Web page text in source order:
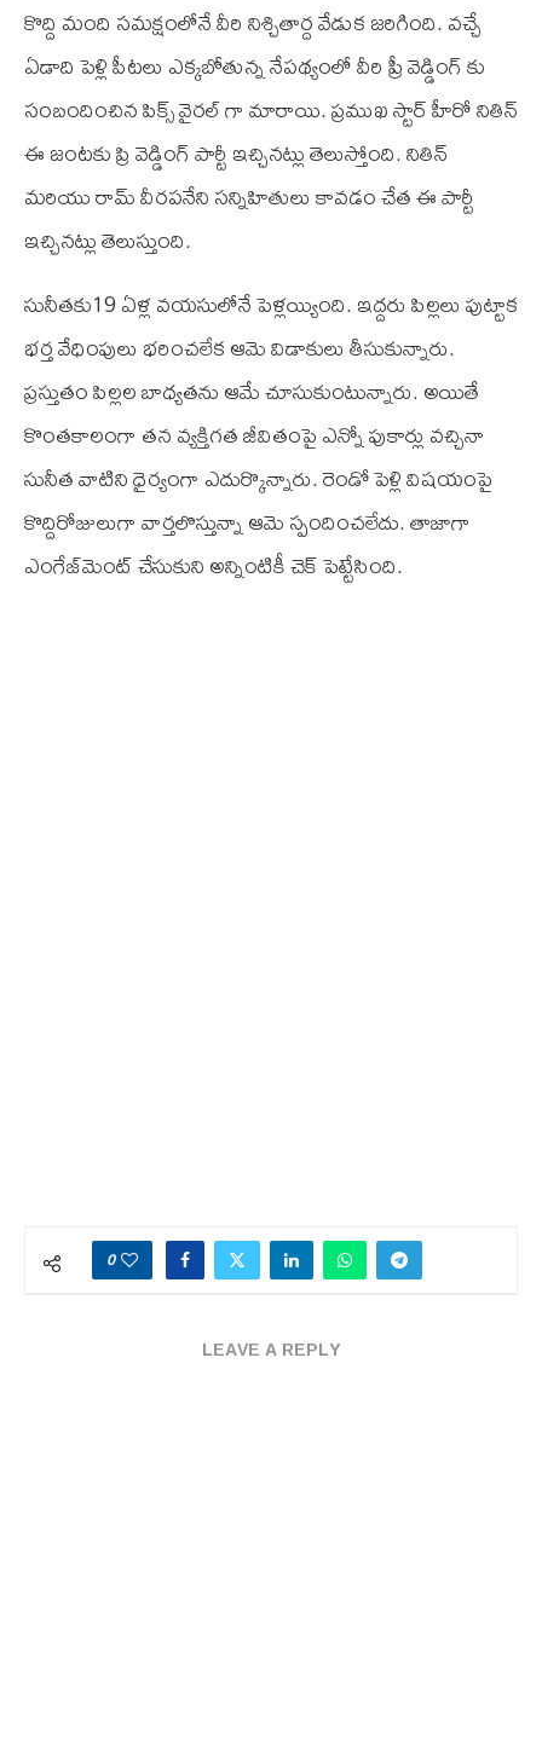
కొద్ది మంది స‌మ‌క్షంలోనే వీరి నిశ్చితార్ద వేడుక జరిగింది. వచ్చే
ఏడాది పెళ్లి పీటలు ఎక్కబోతున్న నేపథ్యంలో వీరి ప్రీ వెడ్డింగ్ కు
సంబందించిన పిక్స్ వైరల్ గా మారాయి. ప్రముఖ స్టార్ హీరో నితిన్
ఈ జంటకు ప్రి వెడ్డింగ్ పార్టీ ఇచ్చినట్లు తెలుస్తోంది. నితిన్
మరియు రామ్ వీరపనేని సన్నిహితులు కావడం చేత ఈ పార్టీ
ఇచ్చినట్లు తెలుస్తుంది.
సునీతకు19 ఏళ్ల వయసులోనే పెళ్లయ్యింది. ఇద్దరు పిల్లలు పుట్టాక
భర్త వేధింపులు భరించలేక ఆమె విడాకులు తీసుకున్నారు.
ప్రస్తుతం పిల్లల బాధ్యతను ఆమే చూసుకుంటున్నారు. అయితే
కొంతకాలంగా తన వ్యక్తిగత జీవితంపై ఎన్నో పుకార్లు వచ్చినా
సునీత వాటిని ధైర్యంగా ఎదుర్కొన్నారు. రెండో పెళ్లి విషయంపై
కొద్దిరోజులుగా వార్తలొస్తున్నా ఆమె స్పందించలేదు. తాజాగా
ఎంగేజ్‌మెంట్ చేసుకుని అన్నింటికీ చెక్ పెట్టేసింది.
0
LEAVE A REPLY